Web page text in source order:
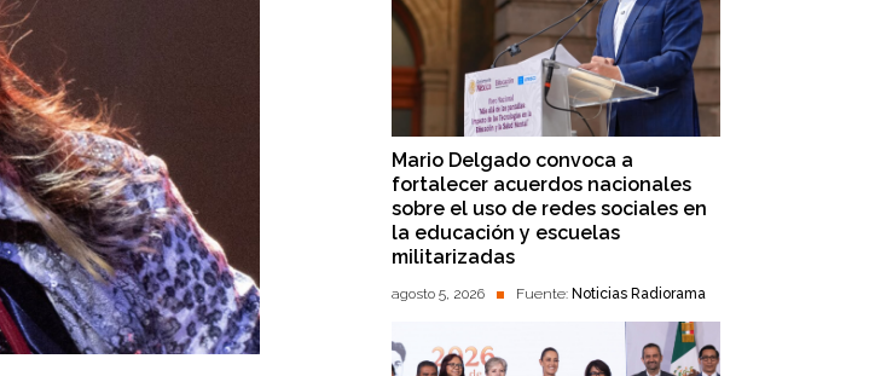
Mario Delgado convoca a
fortalecer acuerdos nacionales
sobre el uso de redes sociales en
la educación y escuelas
militarizadas
agosto 5, 2026 Fuente: Noticias Radiorama